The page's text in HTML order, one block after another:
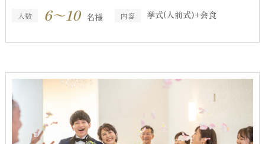
人数 6～10 名様 内容 挙式(人前式)+会食